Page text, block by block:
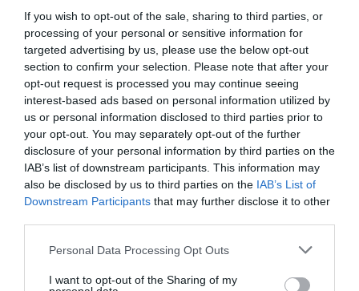
If you wish to opt-out of the sale, sharing to third parties, or
processing of your personal or sensitive information for
targeted advertising by us, please use the below opt-out
section to confirm your selection. Please note that after your
opt-out request is processed you may continue seeing
interest-based ads based on personal information utilized by
us or personal information disclosed to third parties prior to
your opt-out. You may separately opt-out of the further
disclosure of your personal information by third parties on the
IAB’s list of downstream participants. This information may
also be disclosed by us to third parties on the IAB’s List of
Downstream Participants that may further disclose it to other
Please note that this website/app uses one or more Google
not limited to your visit or usage behaviour. You may click to
Personal Data Processing Opt Outs
I want to opt-out of the Sharing of my
4. Sosem beszéltetek eddig a jövőről.
Ha komoly kapcsolatot szeretnél valakivel megalapozni,
akkor biztosan előkerülnek majd a terveid és a céljaid. Ha
viszont a partnered nem szívesen beszél hosszabb távú
dolgokról, akkor félő, hogy ő nem akar elköteleződni
melletted. Ezzel szemben, ha belesző a későbbi terveibe,
akkor itt az ideje annak a bizonyos vallomásnak.
Egy párkapcsolatban mindig fontos szerepet kap a
megfelelő időzítés. Csak akkor vállald fel a partnered
előtt a legbelső érzéseidet, ha biztos vagy önmagadban és
a párodban is. Ezzel megkímélheted magad az esetleges